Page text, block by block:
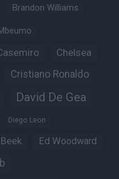
Brandon Williams
Chelsea
Cristiano Ronaldo
David De Gea
Diego Leon
Ed Woodward